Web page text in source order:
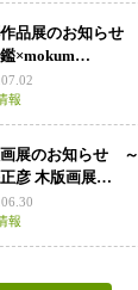
品展のお知らせ
鑑×mokum…
報
展のお知らせ ～
彦 木版画展…
報